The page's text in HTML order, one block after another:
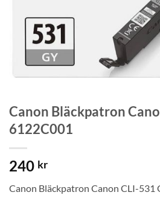
Canon Bläckpatron
6122C001
240 kr
Canon Bläckpatron Canon CLI-531